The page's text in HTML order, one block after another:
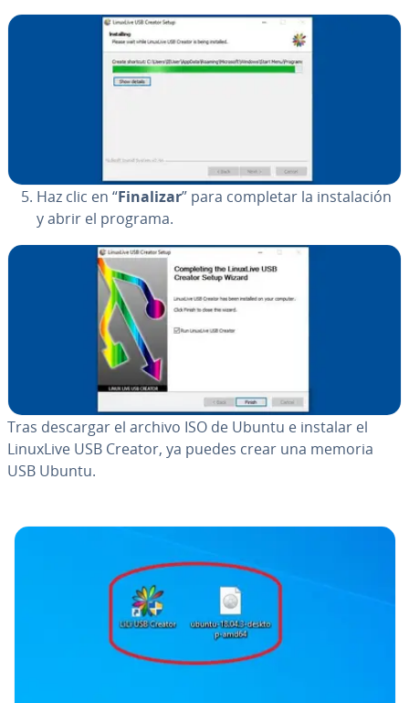
Haz clic en “Finalizar” para completar la in­s­ta­la­ción
y abrir el programa.
Tras descargar el archivo ISO de Ubuntu e instalar el
LinuxLive USB Creator, ya puedes crear una memoria
USB Ubuntu.